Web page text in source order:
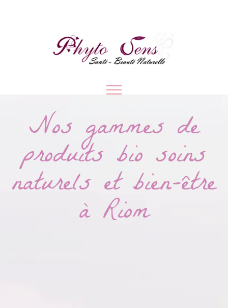
Nos gammes de
produits bio soins
naturels et bien-être
à Riom